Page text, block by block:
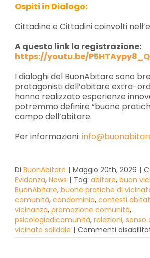
Ospiti in Dialogo:
Cittadine e Cittadini coinvolti
A questo link la registrazione:
https://youtu.be/P5HTAypy8_Q
I dialoghi del BuonAbitare sono
protagonisti dell’abitare extra-
hanno realizzato esperienze
potremmo definire “buone
campo dell’abitare.
Per informazioni:
Di BuonAbitare | Maggio 20th, 2026 |
Evidenza, News | Tag: abitare, buon
BuonAbitare, buone pratiche di
comunità, condominio, contesti
vicinanza, promozione comunità,
psicologiadicomunità, relazioni, senso
vicinato solidale | Commenti